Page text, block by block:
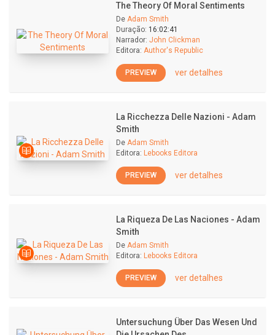
The Theory Of Moral Sentiments
De Adam Smith
Duração: 16:02:41
Narrador: John Clickman
Editora: Author's Republic
PREVIEW ver detalhes
La Ricchezza Delle Nazioni - Adam
Smith
De Adam Smith
Editora: Lebooks Editora
PREVIEW ver detalhes
La Riqueza De Las Naciones - Adam
Smith
De Adam Smith
Editora: Lebooks Editora
PREVIEW ver detalhes
Untersuchung Über Das Wesen Und